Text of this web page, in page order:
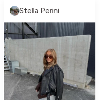
Stella Perini